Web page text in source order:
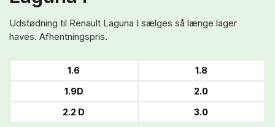
Udstødning til Renault Laguna I sælges så længe lager
haves. Afhentningspris.
1.6
1.8
1.9D
2.0
2.2 D
3.0